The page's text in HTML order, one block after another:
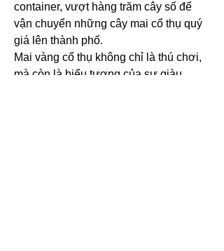
container, vượt hàng trăm cây số để
vận chuyển những cây mai cổ thụ quý
giá lên thành phố.
Mai vàng cổ thụ không chỉ là thú chơi,
mà còn là biểu tượng của sự giàu